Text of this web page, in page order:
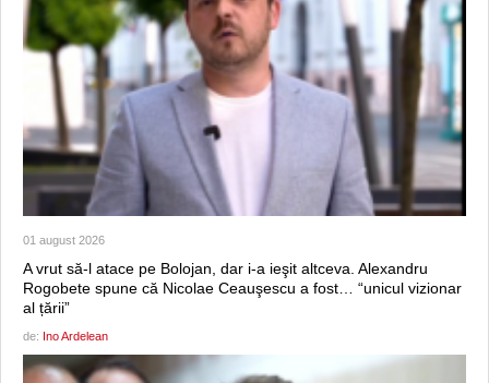
01 august 2026
A vrut să-l atace pe Bolojan, dar i-a ieşit altceva. Alexandru
Rogobete spune că Nicolae Ceauşescu a fost… “unicul vizionar
al țării”
de: Ino Ardelean